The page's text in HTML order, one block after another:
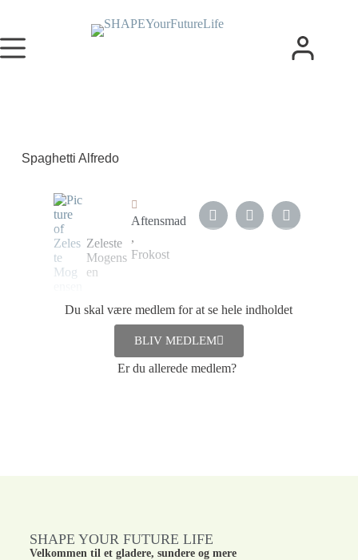
Spaghetti Alfredo
Zeleste
Mogens
en
september
Aftensmad
,
Frokost
Du skal være medlem for at se hele indholdet
BLIV MEDLEM
Er du allerede medlem?
SHAPE YOUR FUTURE LIFE
Velkommen til et gladere, sundere og mere